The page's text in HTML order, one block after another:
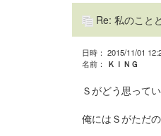
Re: 私のこと
日時： 2015/11/01
名前：
ＫＩＮＧ
Ｓがどう思って
俺にはＳがただ